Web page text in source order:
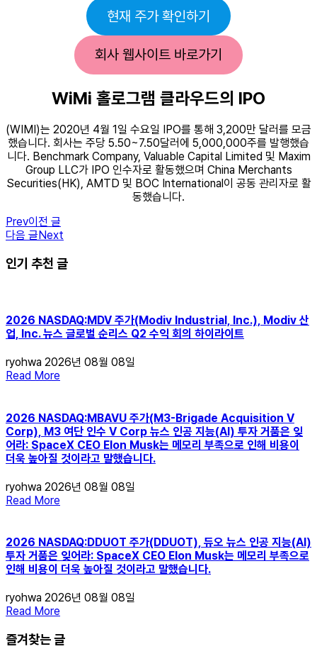
현재 주가 확인하기
회사 웹사이트 바로가기
WiMi 홀로그램 클라우드의 IPO
(WIMI)는 2020년 4월 1일 수요일 IPO를 통해 3,200만 달러를 모금
했습니다. 회사는 주당 5.50~7.50달러에 5,000,000주를 발행했습
니다. Benchmark Company, Valuable Capital Limited 및 Maxim
Group LLC가 IPO 인수자로 활동했으며 China Merchants
Securities(HK), AMTD 및 BOC International이 공동 관리자로 활
동했습니다.
Prev이전 글
다음 글 Next
인기 추천 글
2026 NASDAQ:MDV 주가(Modiv Industrial, Inc.), Modiv 산
업, Inc. 뉴스 글로벌 순리스 Q2 수익 회의 하이라이트
ryohwa 2026년 08월 08일
Read More
2026 NASDAQ:MBAVU 주가(M3-Brigade Acquisition V
Corp), M3 여단 인수 V Corp 뉴스 인공 지능(AI) 투자 거품은 잊
어라: SpaceX CEO Elon Musk는 메모리 부족으로 인해 비용이
더욱 높아질 것이라고 말했습니다.
ryohwa 2026년 08월 08일
Read More
2026 NASDAQ:DDUOT 주가(DDUOT), 듀오 뉴스 인공 지능(AI)
투자 거품은 잊어라: SpaceX CEO Elon Musk는 메모리 부족으로
인해 비용이 더욱 높아질 것이라고 말했습니다.
ryohwa 2026년 08월 08일
Read More
즐겨찾는 글